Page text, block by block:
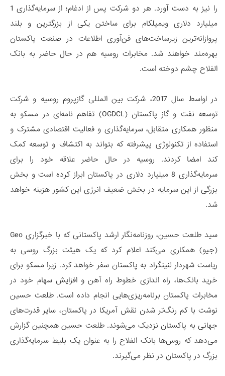
را نیز به دست آورد. هر دو شرکت پس از ادغام؛ از سرمایه‌گذاری 1
میلیارد دلاری ویمپلکام برای ساختن یکی از بزرگترین و بلند
پروازانه‌ترین زیرساخت‌های فن‌آوری اطلاعات در صنعت پاکستان
بهره‌مند خواهند شد. مخابرات روسیه هم در حال حاضر به بانک
الفلاح چشم دوخته است.
در اواسط سال 2017، شرکت بین المللی گازپروم روسیه و شرکت
توسعه نفت و گاز پاکستان (OGDCL) تفاهم نامه‌ای در مسکو به
منظور همکاری متقابل، سرمایه‌گذاری و فعالیت اقتصادی مشترک و
استفاده از تکنولوژی پیشرفته که بتواند به اکتشاف و توسعه کمک
کند امضا کردند. روسیه در حال حاضر علاقه خود را برای
سرمایه‌گذاری 8 میلیارد دلاری در پاکستان ابراز کرده است و بخش
بزرگی از این سرمایه در بخش ضعیف انرژی این کشور هزینه خواهد
شد.
سید طلعت حسین، روزنامه‌نگار ارشد پاکستانی که با خبرگزاری Geo
(جیو) همکاری می‌کند اعلام کرد که یک هیئت بزرگ روسی به
ریاست شهردار لنینگراد به پاکستان سفر خواهد کرد. زیرا مسکو برای
خرید بانک‌ها، راه‌ اندازی خطوط راه آهن و افزایش سهام خود در
مخابرات پاکستان برنامه‌ریزی‌هایی انجام داده است. طلعت حسین
نوشت با کم رنگ‌تر شدن نقش آمریکا در پاکستان، سایر قدرت‌های
جهانی به پاکستان نزدیک می‌شوند. طلعت حسین همچنین گزارش
می‌دهد که روس‌ها بانک الفلاح را به عنوان یک بلیط سرمایه‌گذاری
بزرگ در پاکستان در نظر می‌گیرند.